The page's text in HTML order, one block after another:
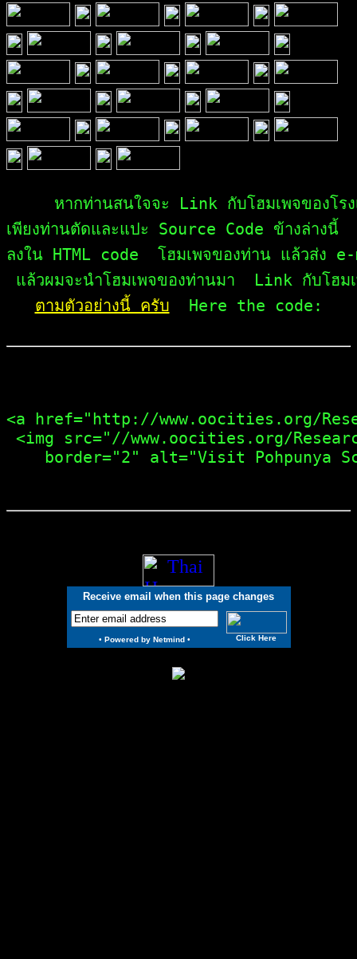
หากท่านสนใจจะ Link กับโฮมเพจของ
เพียงท่านตัดและแปะ Source Code ข้างล่า
ลงใน HTML code  โฮมเพจของท่าน แล้วส่ง
ตามตัวอย่างนี้ ครับ
  Here the code:
<a href="http://www.oocities.org/
<img src="//www.oocities.org/
Receive email when this page changes
Click Here
• Powered by Netmind •